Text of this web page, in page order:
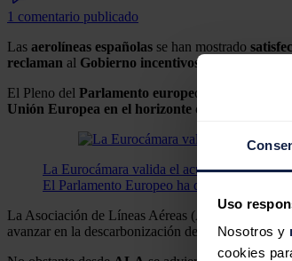
Uso
Nosotros y
cookies
1 comentario publicado
Las aerolíneas españolas se han mostrado
reclaman al Gobierno incentivos
El Pleno del Parlamento europeo ha dado este
Unión Europea en el horizonte de 2050
La Eurocámara valida el acuerdo que
El Parlamento Europeo ha dado luz verde
La Asociación de Líneas Aéreas (ALA), que
avanzar en la descarbonización del transporte